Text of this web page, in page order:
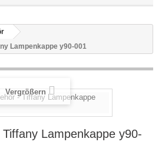
Lampenkappe y90-001
Vergrößern
Lampenkappe y90-